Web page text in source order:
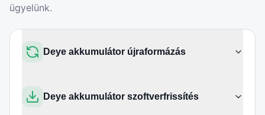
ügyelünk.
Deye akkumulátor újraformázás
Deye akkumulátor szoftverfrissítés